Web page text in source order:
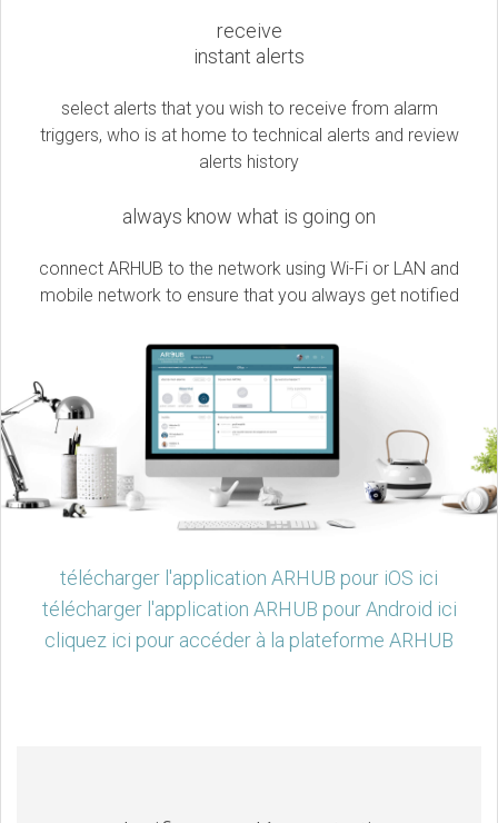
receive
instant alerts
select alerts that you wish to receive from alarm
triggers, who is at home to technical alerts and review
alerts history
always know what is going on
connect ARHUB to the network using Wi-Fi or LAN and
mobile network to ensure that you always get notified
télécharger l'application ARHUB pour iOS ici
télécharger l'application ARHUB pour Android ici
cliquez ici pour accéder à la plateforme ARHUB